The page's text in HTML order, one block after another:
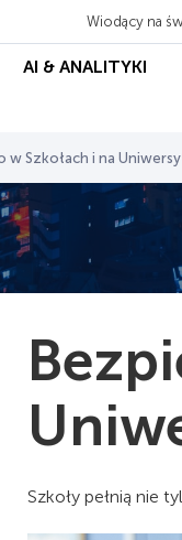
Wiodący na
AI & ANALITYKI
w Szkołach i na
Szkoły pełnią nie